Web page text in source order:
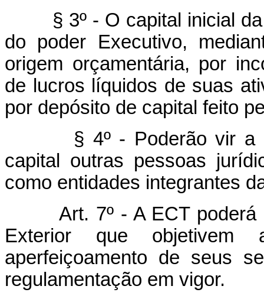
§ 3º - O capital inicial da
do poder Executivo,
origem orçamentária, por
de lucros líquidos de suas
por depósito de capital feito
§ 4º - Poderão vir a
capital outras pessoas
como entidades integrantes
Art. 7º - A ECT poderá
Exterior que objetivem
aperfeiçoamento de seus
regulamentação em vigor.